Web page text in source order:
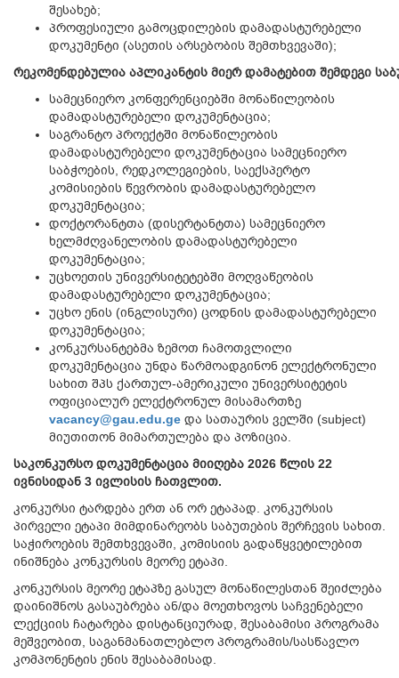
შესახებ;
პროფესიული გამოცდილების დამადასტურებელი
დოკუმენტი (ასეთის არსებობის შემთხვევაში);
რეკომენდებულია აპლიკანტის მიერ დამატებით შემდეგი
სამეცნიერო კონფერენციებში მონაწილეობის
დამადასტურებელი დოკუმენტაცია;
საგრანტო პროექტში მონაწილეობის
დამადასტურებელი დოკუმენტაცია სამეცნიერო
საბჭოების, რედკოლეგიების, საექსპერტო
კომისიების წევრობის დამადასტურებელო
დოკუმენტაცია;
დოქტორანტთა (დისერტანტთა) სამეცნიერო
ხელმძღვანელობის დამადასტურებელი
დოკუმენტაცია;
უცხოეთის უნივერსიტეტებში მოღვაწეობის
დამადასტურებელი დოკუმენტაცია;
უცხო ენის (ინგლისური) ცოდნის დამადასტურებელი
დოკუმენტაცია;
კონკურსანტებმა ზემოთ ჩამოთვლილი
დოკუმენტაცია უნდა წარმოადგინონ ელექტრონული
სახით შპს ქართულ-ამერიკული უნივერსიტეტის
ოფიციალურ ელექტრონულ მისამართზე
vacancy@gau.edu.ge და სათაურის ველში (subject)
მიუთითონ მიმართულება და პოზიცია.
საკონკურსო დოკუმენტაცია მიიღება 2026 წლის 22
ივნისიდან 3 ივლისის ჩათვლით.
კონკურსი ტარდება ერთ ან ორ ეტაპად. კონკურსის
პირველი ეტაპი მიმდინარეობს საბუთების შერჩევის სახით.
საჭიროების შემთხვევაში, კომისიის გადაწყვეტილებით
ინიშნება კონკურსის მეორე ეტაპი.
კონკურსის მეორე ეტაპზე გასულ მონაწილესთან შეიძლება
დაინიშნოს გასაუბრება ან/და მოეთხოვოს საჩვენებელი
ლექციის ჩატარება დისტანციურად, შესაბამისი პროგრამა
მეშვეობით, საგანმანათლებლო პროგრამის/სასწავლო
კომპონენტის ენის შესაბამისად.